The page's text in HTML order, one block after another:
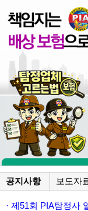
공지사항 보도자
· 제51회 PIA탐정사